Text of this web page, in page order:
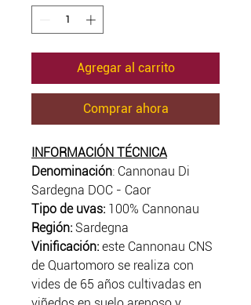
Agregar al carrito
Comprar ahora
INFORMACIÓN TÉCNICA
Denominación: Cannonau Di
Sardegna DOC - Caor
Tipo de uvas: 100% Cannonau
Región: Sardegna
Vinificación: este Cannonau CNS
de Quartomoro se realiza con
vides de 65 años cultivadas en